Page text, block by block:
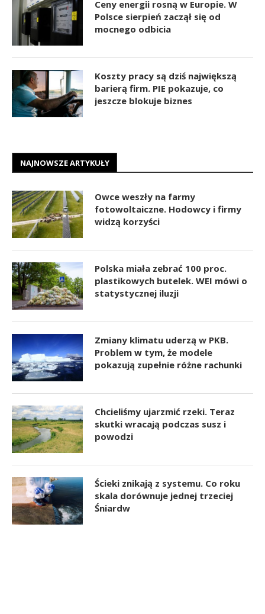
Ceny energii rosną w Europie. W
Polsce sierpień zaczął się od
mocnego odbicia
Koszty pracy są dziś największą
barierą firm. PIE pokazuje, co
jeszcze blokuje biznes
NAJNOWSZE ARTYKUŁY
Owce weszły na farmy
fotowoltaiczne. Hodowcy i firmy
widzą korzyści
Polska miała zebrać 100 proc.
plastikowych butelek. WEI mówi o
statystycznej iluzji
Zmiany klimatu uderzą w PKB.
Problem w tym, że modele
pokazują zupełnie różne rachunki
Chcieliśmy ujarzmić rzeki. Teraz
skutki wracają podczas susz i
powodzi
Ścieki znikają z systemu. Co roku
skala dorównuje jednej trzeciej
Śniardw